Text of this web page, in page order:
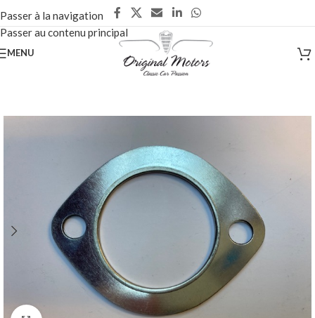
Passer à la navigation
Passer au contenu principal
MENU